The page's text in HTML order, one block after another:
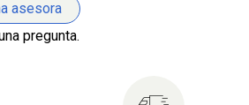
asesora
pregunta.